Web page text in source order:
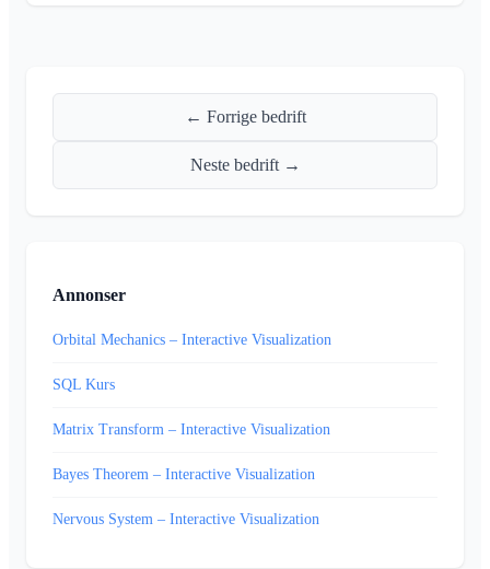
← Forrige bedrift
Neste bedrift →
Annonser
Orbital Mechanics – Interactive Visualization
SQL Kurs
Matrix Transform – Interactive Visualization
Bayes Theorem – Interactive Visualization
Nervous System – Interactive Visualization